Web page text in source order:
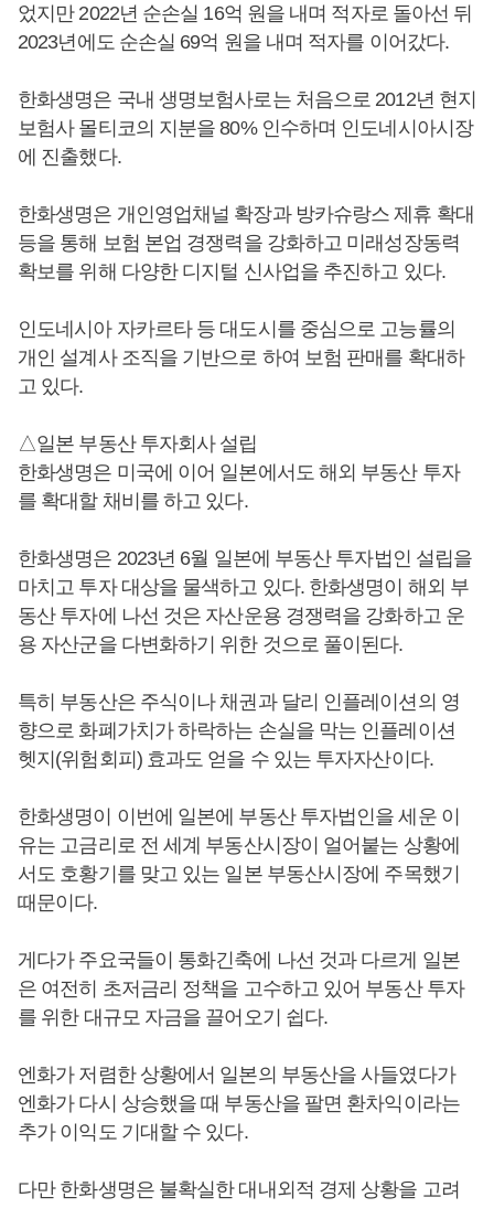
었지만 2022년 순손실 16억 원을 내며 적자로 돌아선 뒤
2023년에도 순손실 69억 원을 내며 적자를 이어갔다.
한화생명은 국내 생명보험사로는 처음으로 2012년 현지
보험사 몰티코의 지분을 80% 인수하며 인도네시아시장
에 진출했다.
한화생명은 개인영업채널 확장과 방카슈랑스 제휴 확대
등을 통해 보험 본업 경쟁력을 강화하고 미래성장동력
확보를 위해 다양한 디지털 신사업을 추진하고 있다.
인도네시아 자카르타 등 대도시를 중심으로 고능률의
개인 설계사 조직을 기반으로 하여 보험 판매를 확대하
고 있다.
△일본 부동산 투자회사 설립
한화생명은 미국에 이어 일본에서도 해외 부동산 투자
를 확대할 채비를 하고 있다.
한화생명은 2023년 6월 일본에 부동산 투자법인 설립을
마치고 투자 대상을 물색하고 있다. 한화생명이 해외 부
동산 투자에 나선 것은 자산운용 경쟁력을 강화하고 운
용 자산군을 다변화하기 위한 것으로 풀이된다.
특히 부동산은 주식이나 채권과 달리 인플레이션의 영
향으로 화폐가치가 하락하는 손실을 막는 인플레이션
헷지(위험회피) 효과도 얻을 수 있는 투자자산이다.
한화생명이 이번에 일본에 부동산 투자법인을 세운 이
유는 고금리로 전 세계 부동산시장이 얼어붙는 상황에
서도 호황기를 맞고 있는 일본 부동산시장에 주목했기
때문이다.
게다가 주요국들이 통화긴축에 나선 것과 다르게 일본
은 여전히 초저금리 정책을 고수하고 있어 부동산 투자
를 위한 대규모 자금을 끌어오기 쉽다.
엔화가 저렴한 상황에서 일본의 부동산을 사들였다가
엔화가 다시 상승했을 때 부동산을 팔면 환차익이라는
추가 이익도 기대할 수 있다.
다만 한화생명은 불확실한 대내외적 경제 상황을 고려